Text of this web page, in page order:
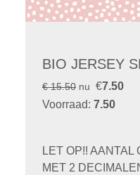
BIO JERSEY
€ 15.50 nu €7.50
Voorraad: 7.50
LET OP!!
MET 2